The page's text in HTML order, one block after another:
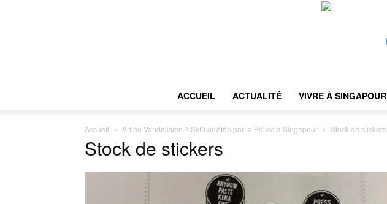
ACCUEIL ACTUALITÉ VIVRE À SINGAPOUR
Accueil Art ou Vandalisme ? Skl0 arrêtée par la Police à Singapour Stock de stickers
Stock de stickers